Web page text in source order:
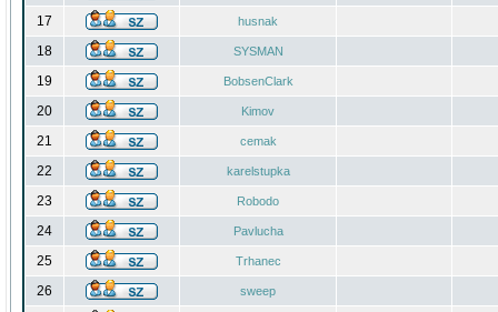
17 husnak
18 SYSMAN
19 BobsenClark
20 Kimov
21 cemak
22 karelstupka
23 Robodo
24 Pavlucha
25 Trhanec
26 sweep